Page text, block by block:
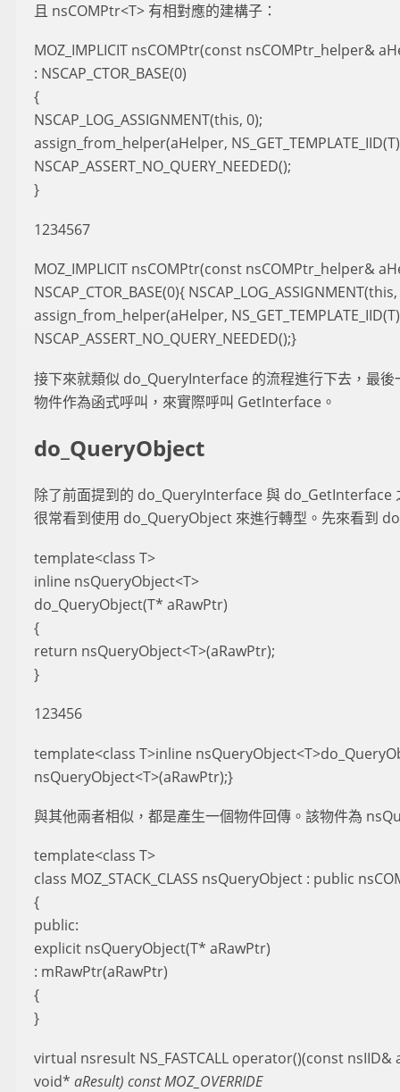
且 nsCOMPtr<T> 有相對應的建構子：
MOZ_IMPLICIT nsCOMPtr(const nsCOMPtr_helper&
: NSCAP_CTOR_BASE(0)
{
NSCAP_LOG_ASSIGNMENT(this, 0);
assign_from_helper(aHelper,
NSCAP_ASSERT_NO_QUERY_NEEDED();
}
1234567
MOZ_IMPLICIT nsCOMPtr(const nsCOMPtr_helper&
NSCAP_CTOR_BASE(0){
assign_from_helper(aHelper,
NSCAP_ASSERT_NO_QUERY_NEEDED();}
接下來就類似 do_QueryInterface 的流程進行下去，最
物件作為函式呼叫，來實際呼叫 GetInterface。
do_QueryObject
除了前面提到的 do_QueryInterface 與 do_GetInterface
很常看到使用 do_QueryObject 來進行轉型。先來看到
template<class T>
inline nsQueryObject<T>
do_QueryObject(T* aRawPtr)
{
return nsQueryObject<T>(aRawPtr);
}
123456
template<class T>inline
nsQueryObject<T>(aRawPtr);}
與其他兩者相似，都是產生一個物件回傳。該物件為
template<class T>
class MOZ_STACK_CLASS nsQueryObject : public
{
public:
explicit nsQueryObject(T* aRawPtr)
: mRawPtr(aRawPtr)
{
}
virtual nsresult NS_FASTCALL operator()(const nsIID&
void* aResult) const MOZ_OVERRIDE